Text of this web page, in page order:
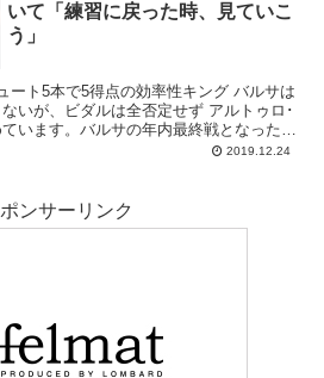
いて「練習に戻った時、見ていこ
う」
5本で5得点の効率性キング バルサは
ビダルは全否定せず アルトゥロ･
います。バルサの年内最終戦となったア
2019.12.24
ンサーリンク